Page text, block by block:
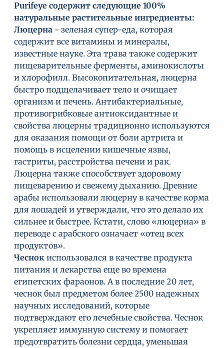
Purifeye содержит следующие 100%
натуральные растительные ингредиенты:
Люцерна - зеленая супер-еда, которая
содержит все витамины и минералы,
известные науке. Эта трава также содержит
пищеварительные ферменты, аминокислоты
и хлорофилл. Высокопитательная, люцерна
быстро подщелачивает тело и очищает
организм и печень. Антибактериальные,
противогрибковые антиоксидантные и
свойства люцерны традиционно используются
для оказания помощи от боли артрита и
помощь в исцелении кишечные язвы,
гастриты, расстройства печени и рак.
Люцерна также способствует здоровому
пищеварению и свежему дыханию. Древние
арабы использовали люцерну в качестве корма
для лошадей и утверждали, что это делало их
сильнее и быстрее. Кстати, слово «люцерна» в
переводе с арабского означает «отец всех
продуктов».
Чеснок использовался в качестве продукта
питания и лекарства еще во времена
египетских фараонов. А в последние 20 лет,
чеснок был предметом более 2500 надежных
научных исследований, которые
подтверждают его лечебные свойства. Чеснок
укрепляет иммунную систему и помогает
предотвратить болезни сердца, уменьшая